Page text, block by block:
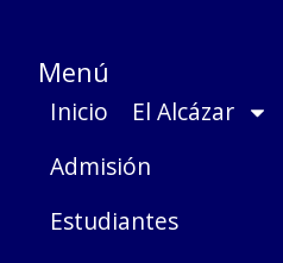
Menú
Inicio
El Alcázar
Admisión
Estudiantes